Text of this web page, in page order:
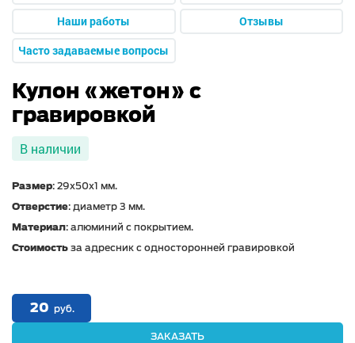
Наши работы
Отзывы
Часто задаваемые вопросы
Кулон «жетон» с
гравировкой
В наличии
Размер: 29х50х1 мм.
Отверстие: диаметр 3 мм.
Материал: алюминий с покрытием.
Стоимость за адресник с односторонней гравировкой
20 руб.
ЗАКАЗАТЬ